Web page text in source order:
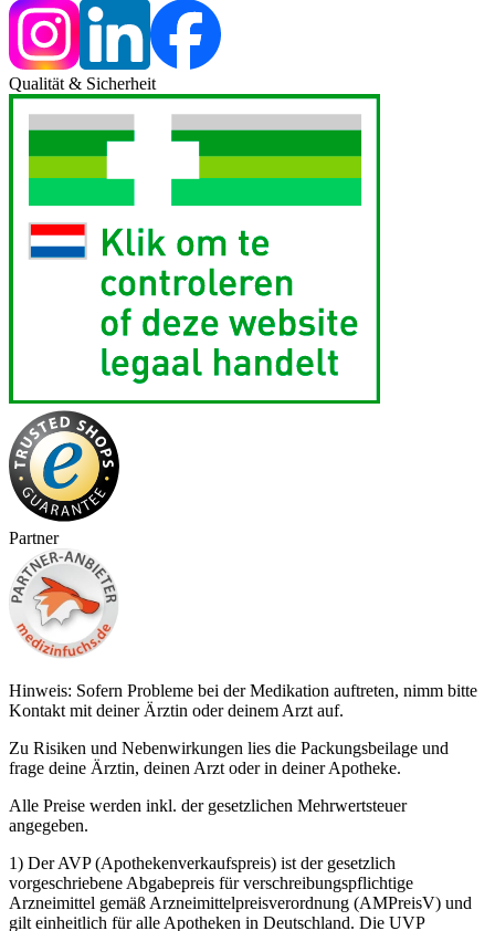
Qualität & Sicherheit
Partner
Hinweis: Sofern Probleme bei der Medikation auftreten, nimm bitte
Kontakt mit deiner Ärztin oder deinem Arzt auf.
Zu Risiken und Nebenwirkungen lies die Packungsbeilage und
frage deine Ärztin, deinen Arzt oder in deiner Apotheke.
Alle Preise werden inkl. der gesetzlichen Mehrwertsteuer
angegeben.
1) Der AVP (Apothekenverkaufspreis) ist der gesetzlich
vorgeschriebene Abgabepreis für verschreibungspflichtige
Arzneimittel gemäß Arzneimittelpreisverordnung (AMPreisV) und
gilt einheitlich für alle Apotheken in Deutschland. Die UVP